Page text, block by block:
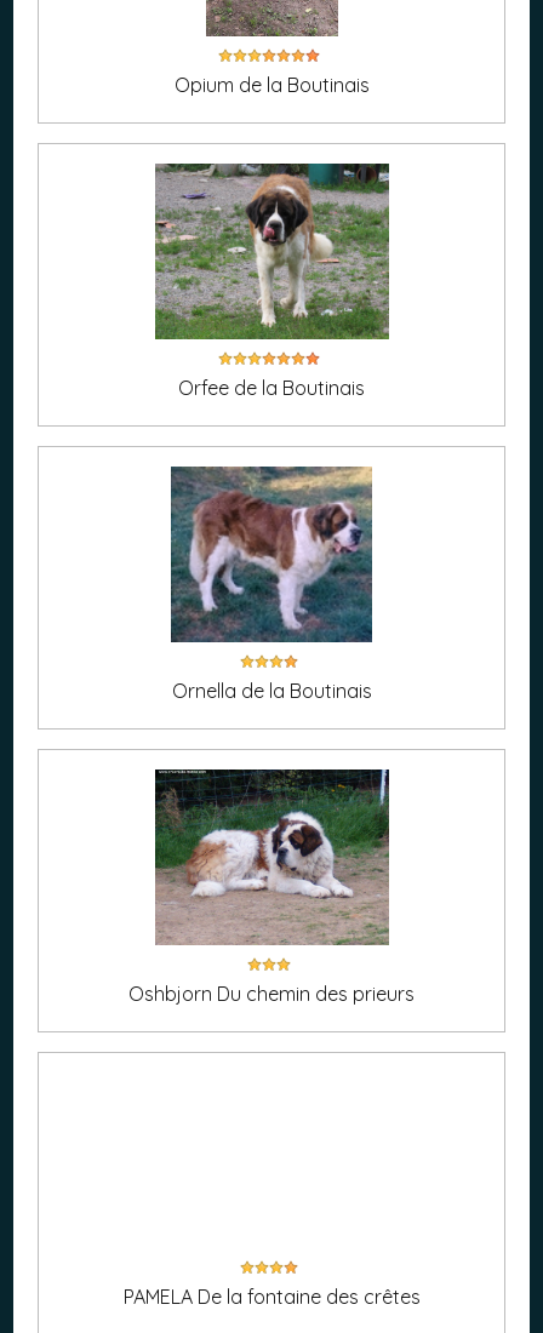
Opium de la Boutinais
Orfee de la Boutinais
Ornella de la Boutinais
Oshbjorn Du chemin des prieurs
PAMELA De la fontaine des crêtes